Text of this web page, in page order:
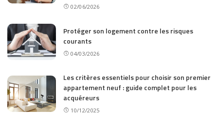
02/06/2026
Protéger son logement contre les risques
courants
04/03/2026
Les critères essentiels pour choisir son premier
appartement neuf : guide complet pour les
acquéreurs
10/12/2025